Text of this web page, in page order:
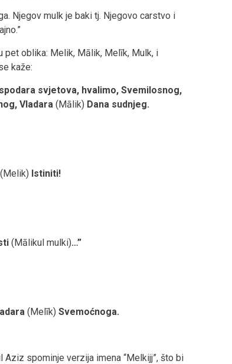
Njegov mulk je baki tj. Njegovo carstvo i
pet oblika: Melik, Mālik, Melīk, Mulk, i
kaže:
svjetova, hvalimo, Svemilosnog,
Vladara (Mālik)Dana sudnjeg.
(Melik)Istiniti!
(Mālikul mulki)…”
(Melīk)Svemoćnoga.
spominje verzija imena “Melkijj”, što bi